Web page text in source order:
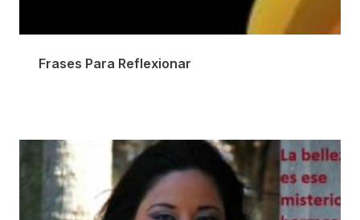
Frases Para Reflexionar